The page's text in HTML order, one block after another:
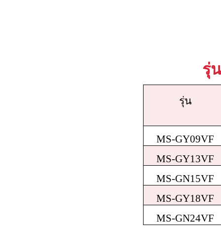
รุ่
รุ่น
MS-GY09VF
MS-GY13VF
MS-GN15VF
MS-GY18VF
MS-GN24VF